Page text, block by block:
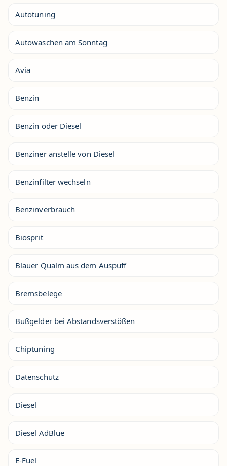
Autotuning
Autowaschen am Sonntag
Avia
Benzin
Benzin oder Diesel
Benziner anstelle von Diesel
Benzinfilter wechseln
Benzinverbrauch
Biosprit
Blauer Qualm aus dem Auspuff
Bremsbelege
Bußgelder bei Abstandsverstößen
Chiptuning
Datenschutz
Diesel
Diesel AdBlue
E-Fuel